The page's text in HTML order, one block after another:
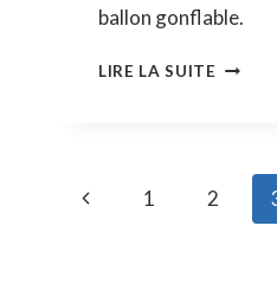
ballon gonflable.
LIRE LA SUITE J’AI
Navigation
Page
1 2